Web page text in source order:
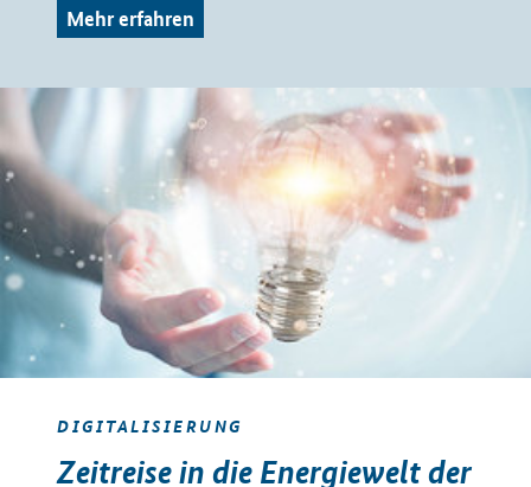
Mehr erfahren
DIGITALISIERUNG
Zeitreise in die Energiewelt der